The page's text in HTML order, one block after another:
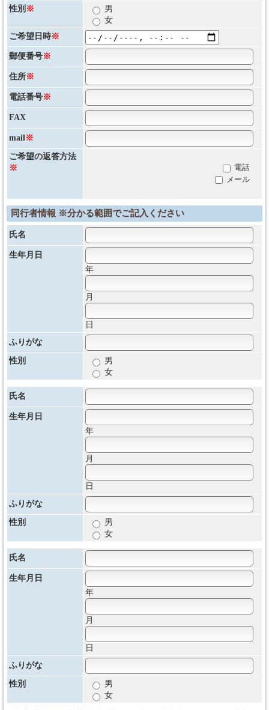
性別 ※
男
女
ご希望日時※
郵便番号※
住所※
電話番号※
FAX
mail※
ご希望の返答方法
※
電話
メール
同行者情報 ※分かる範囲でご記入ください
氏名
生年月日
年
月
日
ふりがな
性別
男
女
氏名
生年月日
年
月
日
ふりがな
性別
男
女
氏名
生年月日
年
月
日
ふりがな
性別
男
女